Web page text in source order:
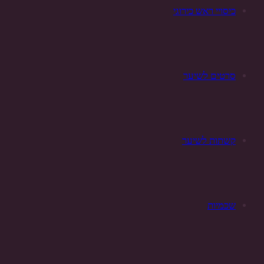
כיסויי ראש כירוגי
סרטים לשיער
קשתות לשיער
שכמיות